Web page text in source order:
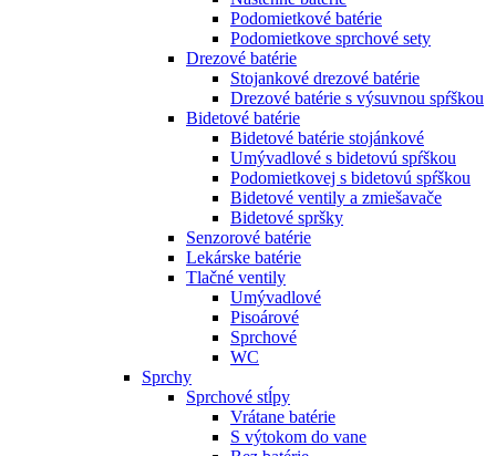
Podomietkové batérie
Podomietkove sprchové sety
Drezové batérie
Stojankové drezové batérie
Drezové batérie s výsuvnou spŕškou
Bidetové batérie
Bidetové batérie stojánkové
Umývadlové s bidetovú spŕškou
Podomietkovej s bidetovú spŕškou
Bidetové ventily a zmiešavače
Bidetové spršky
Senzorové batérie
Lekárske batérie
Tlačné ventily
Umývadlové
Pisoárové
Sprchové
WC
Sprchy
Sprchové stĺpy
Vrátane batérie
S výtokom do vane